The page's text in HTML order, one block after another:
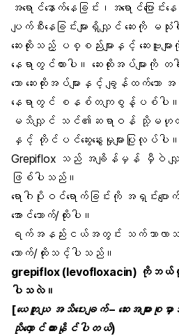
အရောင်နောက်နေခြင်း၊အရောင်ပြောင်းနေ
ပျက်စီးနေခြင်းများရှိလျှင် ဆေးကို မသုံ
ဆေးထိုးသည့် ပစ္စည်းများနှင့် ဆေးဗူးမျာ
နေရာတွင်ထားပါ။ ဆေးထိုးအပ်များကို တခ
သော ဆေးထိုးအပ်များနှင့် ချွန်ထက်သော အ
နေရာတွင် စနစ်တကျစွန့်ပစ်ပါ။
မသိလျှင် သင်၏ဆရာဝန် သို့မဟုတ် ဆေ
နှင့် တိုင်ပင်ဆွေးနွေးမှုများပြုလုပ်ပါ။
Grepiflox သည် အချိန်မှန် မှီဝဲ လျှ
ဖြစ်ပါသည်။
ရောဂါပိုးဝင်ရောက်ခြင်းကို အရှင်းပ
အောင်သောက်/ထိုးပါ။
ရက်အနည်းငယ်အတွင်း သက်သာလာ
သောက်/ထိုးသင့်ပါသည်။
grepiflox (levofloxacin) ကိုဘယ်
ပါသလဲ။
[ယေဘူယျ အသိပေးချက် – ဆေးအမျာ
သိုလှောင်ထားနိုင်ပါတယ်)